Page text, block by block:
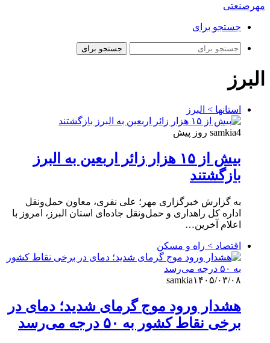
مهرصنعتی
جستجو برای
جستجو برای
البرز
استانها > البرز
samkia4 روز پیش
بیش از ۱۵ هزار زائر اربعین به البرز
بازگشتند
به گزارش خبرگزاری مهر؛ علی نفری، معاون حمل‌ونقل
اداره کل راهداری و حمل‌ونقل جاده‌ای استان البرز، امروز با
اعلام آخرین…
اقتصاد > راه و مسکن
samkia۱۴۰۵/۰۳/۰۸
هشدار ورود موج گرمای شدید؛ دمای در
برخی نقاط کشور به ۵۰ درجه می‌رسد